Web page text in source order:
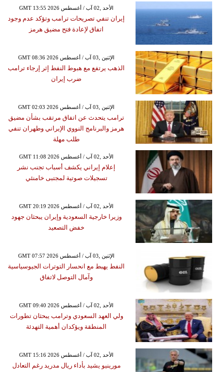
GMT 13:55 2026 الأحد ,02 آب / أغسطس
إيران تنفي تصريحات ترامب وتؤكد عدم وجود
اتفاق لإعادة فتح مضيق هرمز
GMT 08:36 2026 الإثنين ,03 آب / أغسطس
الذهب يرتفع مع هبوط النفط إثر إرجاء ترامب
ضرب إيران
GMT 02:03 2026 الإثنين ,03 آب / أغسطس
ترامب يتحدث عن اتفاق مرتقب بشأن مضيق
هرمز والبرنامج النووي الإيراني وطهران تنفي
طلب مهلة
GMT 11:08 2026 الأحد ,02 آب / أغسطس
إعلام إيراني يكشف أسباب تجنب نشر
تسجيلات صوتية لمجتبى خامنئي
GMT 20:19 2026 الأحد ,02 آب / أغسطس
وزيرا خارجية السعودية وإيران يبحثان جهود
خفض التصعيد
GMT 07:57 2026 الإثنين ,03 آب / أغسطس
النفط يهبط مع انحسار التوترات الجيوسياسية
وآمال التوصل لاتفاق
GMT 09:40 2026 الأحد ,02 آب / أغسطس
ولي العهد السعودي وترامب يبحثان تطورات
المنطقة ويؤكدان أهمية التهدئة
GMT 15:16 2026 الأحد ,02 آب / أغسطس
مورينيو يشيد بأداء ريال مدريد رغم التعادل